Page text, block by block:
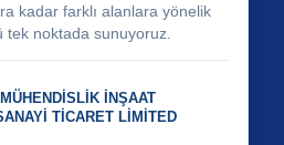
kadar farklı alanlara yönelik
tek noktada sunuyoruz.
İNŞAAT
TİCARET LİMİTED